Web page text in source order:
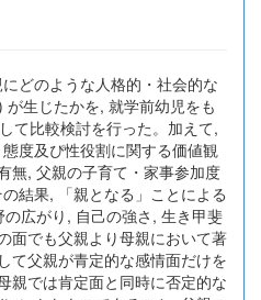
どのような人格的・社会的な
生じたかを, 就学前幼児をも
て比較検討を行った。加えて,
度及ぴ性役割に関する価値観
無, 父親の子育て・家事参加度
結果, 「親となる」ことによる
広がり, 自己の強さ, 生き甲斐
面でも父親より母親において著
て父親が青定的な感情面だけを
親では肯定面と同時に否定的な